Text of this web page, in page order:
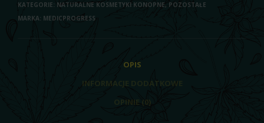
KATEGORIE: NATURALNE KOSMETYKI KONOPNE, POZOSTAŁE
MARKA: MEDICPROGRESS
OPIS
INFORMACJE DODATKOWE
OPINIE (0)